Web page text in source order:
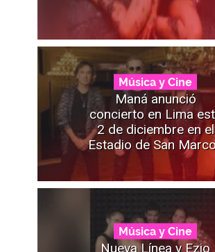
Música y Cine
Maná anunció
concierto en Lima
2 de diciembre en el
Estadio de San
Música y Cine
Nueva Línea y Ezio